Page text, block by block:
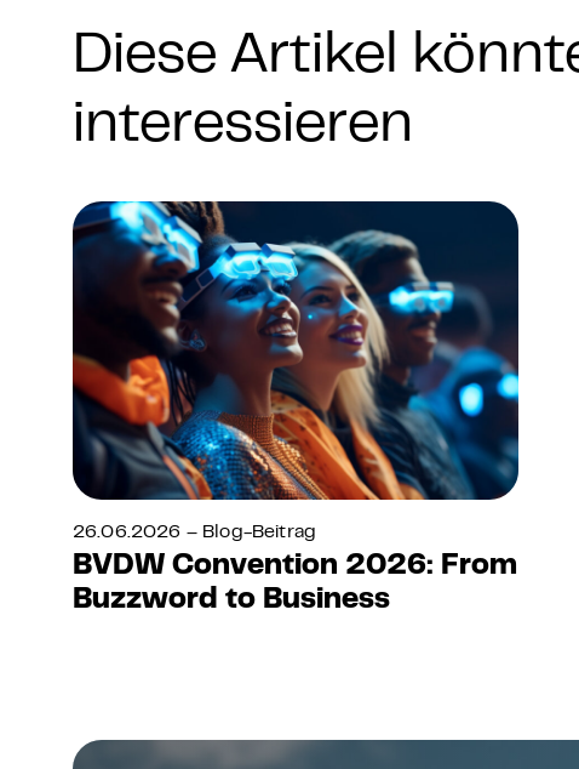
Diese Artikel
interessieren
26.06.2026 – Blog-Beitrag
BVDW Convention 2026: From
Buzzword to Business